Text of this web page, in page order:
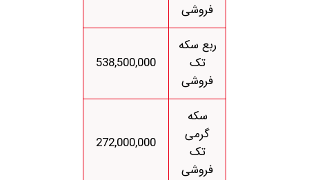
فروشی
ربع سکه
تک
فروشی
538,500,000
سکه
گرمی
تک
فروشی
272,000,000